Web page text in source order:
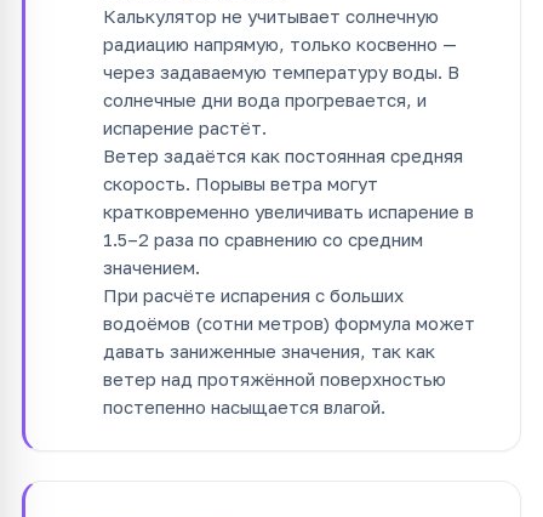
Калькулятор не учитывает солнечную
радиацию напрямую, только косвенно —
через задаваемую температуру воды. В
солнечные дни вода прогревается, и
испарение растёт.
Ветер задаётся как постоянная средняя
скорость. Порывы ветра могут
кратковременно увеличивать испарение в
1.5–2 раза по сравнению со средним
значением.
При расчёте испарения с больших
водоёмов (сотни метров) формула может
давать заниженные значения, так как
ветер над протяжённой поверхностью
постепенно насыщается влагой.